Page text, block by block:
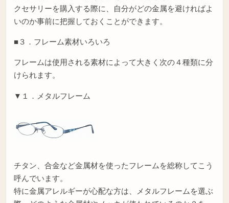
クセサリーを購入する際に、自分がどの金属を避ければよ
いのか事前に把握しておくことができます。
■３．フレーム素材いろいろ
フレームは使用される素材によって大きく次の４種類に分
けられます。
▼１．メタルフレーム
チタン、合金など金属材を使ったフレームを総称してこう
呼んでいます。
特に金属アレルギーが心配な方は、メタルフレームを選ぶ